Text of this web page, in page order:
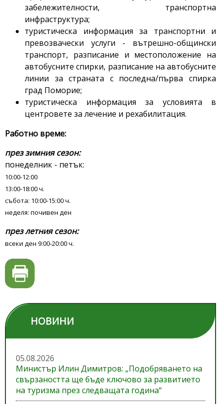
забележителности, транспортна
инфраструктура;
туристическа информация за транспортни и
превозвачески услуги - вътрешно-общински
транспорт, разписание и местоположение на
автобусните спирки, разписание на автобусните
линии за страната с последна/първа спирка
град Поморие;
туристическа информация за условията в
центровете за лечение и рехабилитация.
Работно време:
през зимния сезон:
понеделник - петък:
10:00-12:00
13:00-18:00 ч.
събота: 10:00-15:00 ч.
неделя: почивен ден
през летния сезон:
всеки ден 9:00-20:00 ч.
НОВИНИ
05.08.2026
Министър Илин Димитров: „Подобряването на
свързаността ще бъде ключово за развитието
на туризма през следващата година“